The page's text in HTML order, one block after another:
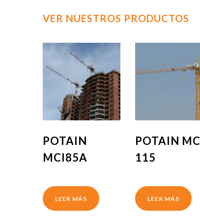
VER NUESTROS PRODUCTOS
POTAIN
MCI85A
LEER MÁS
POTAIN MC
115
LEER MÁS